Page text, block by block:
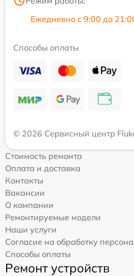
Ежедневно с 9:00 до
Способы оплаты
© 2026 Сервисный центр
Стоимость ремонта
Оплата и доставка
Контакты
Вакансии
О компании
Ремонтируемые модели
Наши услуги
Согласие на обработку
Способы оплаты
Ремонт устройств